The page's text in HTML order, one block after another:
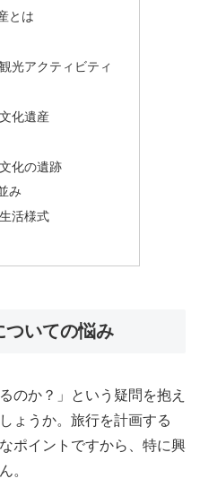
とは
光アクティビティ
化遺産
化の遺跡
み
活様式
ついての悩み
のか？」という疑問を抱え
ょうか。旅行を計画する
ポイントですから、特に興
。